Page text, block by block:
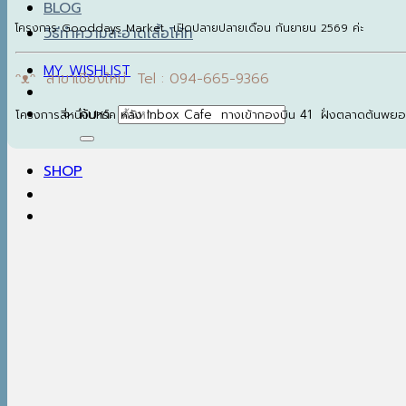
BLOG
วิธีทำความสะอาดเสื้อโค้ท
MY WISHLIST
ค้นหา:
SHOP
โครงการ Gooddays Market เปิดปลายปลายเดือน กันยายน 2569 ค่ะ
ᵔᴥᵔ สาขาเชียงใหม่ Tel : 094-665-9366
โครงการสี่หนึ่งปาร์ค หลัง Inbox Cafe ทางเข้ากองบิน 41 ฝั่งตลาดต้นพย